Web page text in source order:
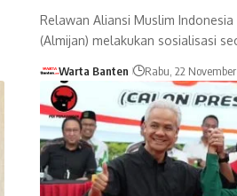
Relawan Aliansi Muslim
(Almijan) melakukan sosialisasi
Warta Banten Rabu, 22